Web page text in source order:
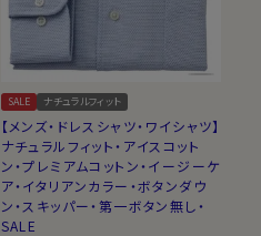
SALE ナチュラルフィット
【メンズ・ドレスシャツ・ワイシャツ】
ナチュラルフィット・アイスコット
ン・プレミアムコットン・イージーケ
ア・イタリアンカラー・ボタンダウ
ン・スキッパー・第一ボタン無し・
SALE